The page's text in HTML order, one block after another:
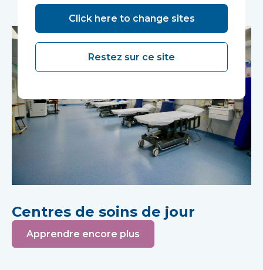
Centres de soins de jour
Apprendre encore plus
Click here to change sites
Restez sur ce site